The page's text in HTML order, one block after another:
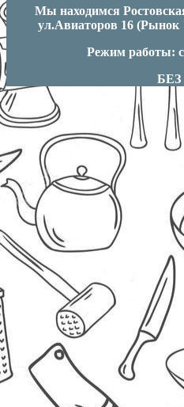
Мы находимся
ул.Авиаторов 16 (Рынок
Режим работы: с
БЕЗ